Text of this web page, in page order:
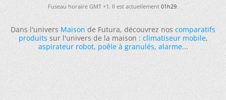
Fuseau horaire GMT +1. Il est actuellement01h29.
Dans l'universMaisonde Futura, découvrez noscomparatifs
produitssur l'univers de la maison :climatiseur mobile,
aspirateur robot,poêle à granulés,alarme...